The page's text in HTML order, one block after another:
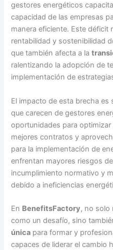
gestores energéticos
capacidad de las empresas
manera eficiente. Este déficit
rentabilidad y sostenibilidad
que también afecta a la
ralentizando la adopción de
implementación de
El impacto de esta brecha es
que carecen de gestores
oportunidades para
mejores contratos y
para la implementación de
enfrentan mayores riesgos
incumplimiento normativo y
debido a ineficiencias
En BenefitsFactory, no solo
como un desafío, sino
única para formar y
capaces de liderar el cambio